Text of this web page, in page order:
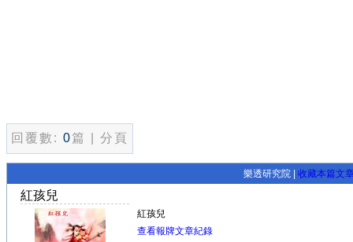
回覆數: 0篇 | 分頁
樂透研究院 | 收藏本篇文
紅孩兒
紅孩兒
查看報牌文章紀錄